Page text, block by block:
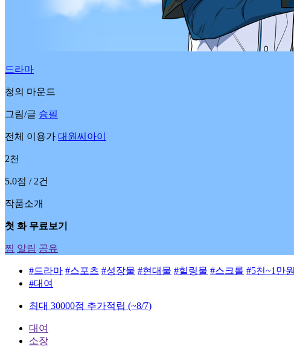
드라마
청의 마운드
그림/글 슝필
전체 이용가 대원씨아이
2천
5.0점 / 2건
작품소개
첫 화 무료보기
찜 알림 공유
#드라마 #스포츠 #성장물 #현대물 #힐링물 #스크롤 #5천~1만원
#대여
최대 30000점 추가적립 (~8/7)
대여
소장